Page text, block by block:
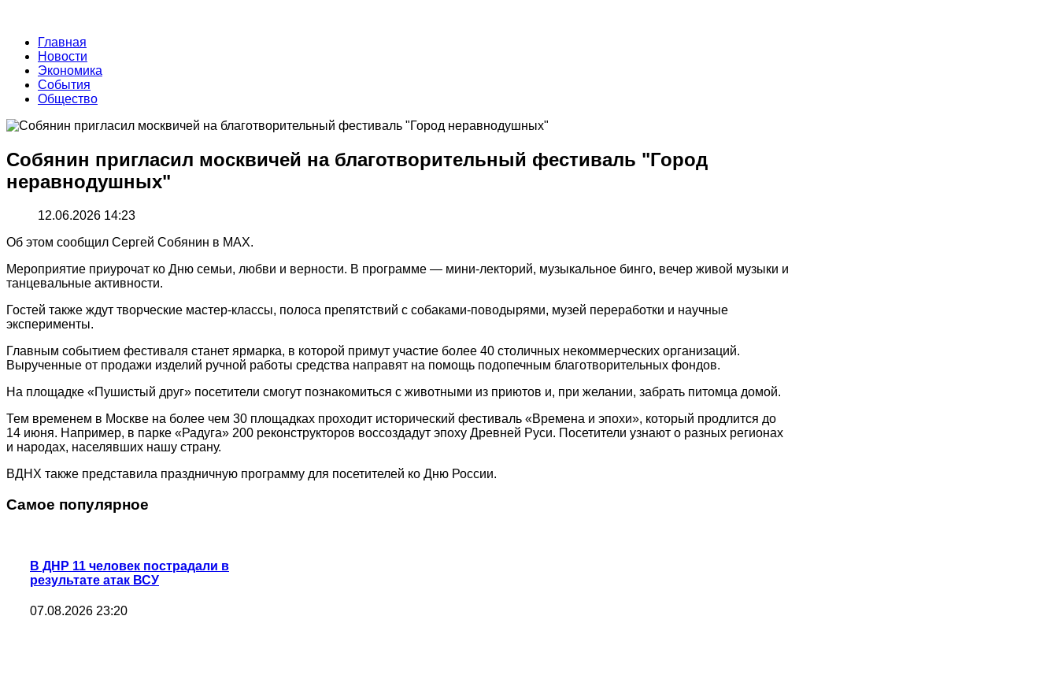
Главная
Новости
Экономика
События
Общество
Собянин пригласил москвичей на благотворительный фестиваль "Город
неравнодушных"
12.06.2026 14:23
Об этом сообщил Сергей Собянин в МАХ.
Мероприятие приурочат ко Дню семьи, любви и верности. В программе — мини-лекторий, музыкальное бинго, вечер живой музыки и
танцевальные активности.
Гостей также ждут творческие мастер-классы, полоса препятствий с собаками-поводырями, музей переработки и научные
эксперименты.
Главным событием фестиваля станет ярмарка, в которой примут участие более 40 столичных некоммерческих организаций.
Вырученные от продажи изделий ручной работы средства направят на помощь подопечным благотворительных фондов.
На площадке «Пушистый друг» посетители смогут познакомиться с животными из приютов и, при желании, забрать питомца домой.
Тем временем в Москве на более чем 30 площадках проходит исторический фестиваль «Времена и эпохи», который продлится до
14 июня. Например, в парке «Радуга» 200 реконструкторов воссоздадут эпоху Древней Руси. Посетители узнают о разных регионах
и народах, населявших нашу страну.
ВДНХ также представила праздничную программу для посетителей ко Дню России.
Самое популярное
В ДНР 11 человек пострадали в
результате атак ВСУ
07.08.2026 23:20